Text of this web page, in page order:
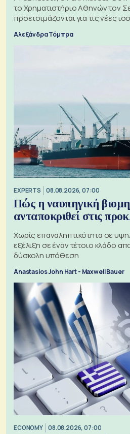
το Χρηματιστήριο Αθηνών τον
προετοιμάζονται για τις νέες
Αλεξάνδρα Τόμπρα
EXPERTS 08.08.2026, 07:00
Πώς η ναυπηγική
ανταποκριθεί στις
Χωρίς επαναληπτικότητα σε
εξέλιξη σε έναν τέτοιο κλάδο
δύσκολη υπόθεση
Anastasios John Hart - Maxwell Bauer
ECONOMY 08.08.2026, 07:00